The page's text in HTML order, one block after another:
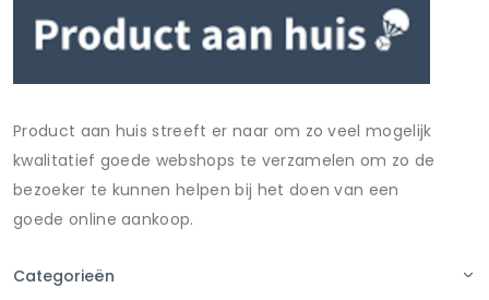
Product aan huis streeft er naar om zo veel mogelijk
kwalitatief goede webshops te verzamelen om zo de
bezoeker te kunnen helpen bij het doen van een
goede online aankoop.
Categorieën